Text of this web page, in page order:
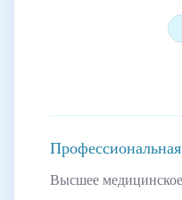
Высшее